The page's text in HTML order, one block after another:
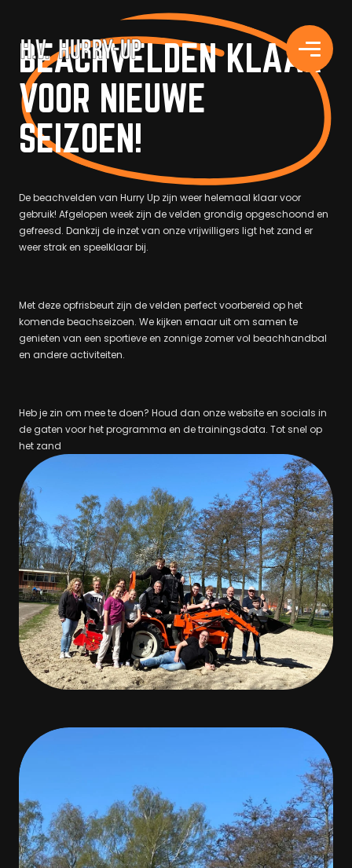
BEACHVELDEN KLAAR
VOOR NIEUWE
SEIZOEN!
De beachvelden van Hurry Up zijn weer helemaal klaar voor
gebruik! Afgelopen week zijn de velden grondig opgeschoond en
gefreesd. Dankzij de inzet van onze vrijwilligers ligt het zand er
weer strak en speelklaar bij.
Met deze opfrisbeurt zijn de velden perfect voorbereid op het
komende beachseizoen. We kijken ernaar uit om samen te
genieten van een sportieve en zonnige zomer vol beachhandbal
en andere activiteiten.
Heb je zin om mee te doen? Houd dan onze website en socials in
de gaten voor het programma en de trainingsdata. Tot snel op
het zand